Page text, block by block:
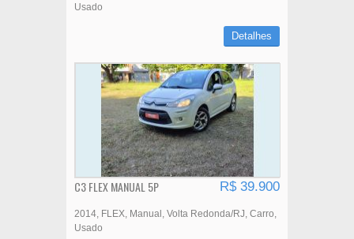
Usado
Detalhes
C3 FLEX MANUAL 5P R$ 39.900
2014 FLEX Manual Volta Redonda/RJ Carro
Usado